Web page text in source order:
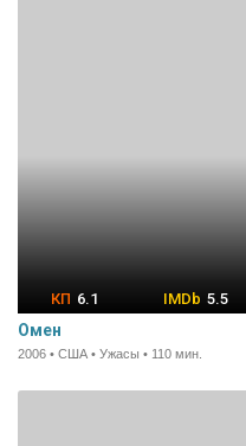
6.1 5.5
Омен
2006 • США • Ужасы • 110 мин.